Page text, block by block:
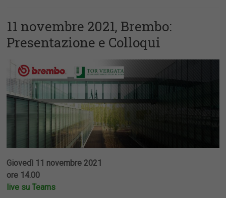
11 novembre 2021, Brembo:
Presentazione e Colloqui
Giovedì 11 novembre 2021
ore 14.00
live su Teams